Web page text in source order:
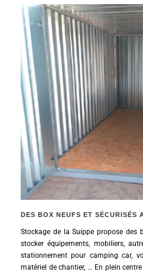
DES BOX NEUFS ET SÉCURISÉS
Stockage de la Suippe propose
stocker équipements, mobiliers,
stationnement pour camping car,
matériel de chantier, … En plein